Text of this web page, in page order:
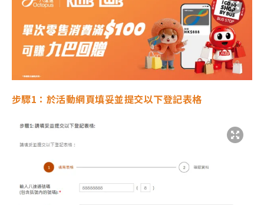
步驟1：於活動網頁填妥並提交以下登記表格